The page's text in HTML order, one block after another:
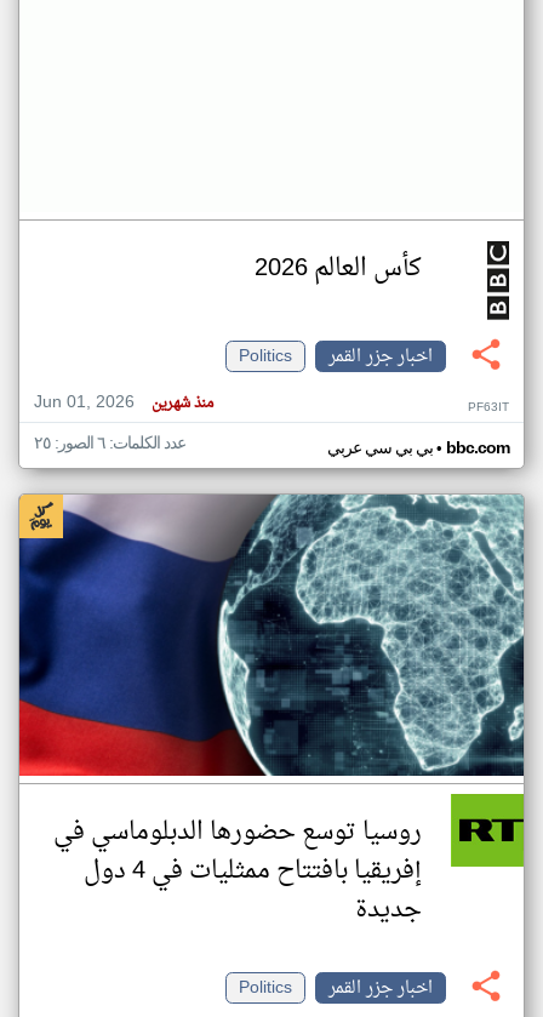
كأس العالم 2026
اخبار جزر القمر
Politics
Jun 01, 2026
منذ شهرين PF63IT
بي بي سي عربي• bbc.com عدد الكلمات: ٦ الصور: ٢٥
روسيا توسع حضورها الدبلوماسي في
إفريقيا بافتتاح ممثليات في 4 دول
جديدة
اخبار جزر القمر
Politics